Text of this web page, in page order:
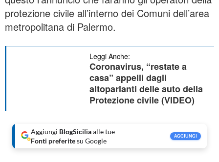
protezione civile all’interno dei Comuni dell’area
metropolitana di Palermo.
Leggi Anche:
Coronavirus, “restate a
casa” appelli dagli
altoparlanti delle auto della
Protezione civile (VIDEO)
Aggiungi BlogSiciliaalle tue
Fonti preferitesu Google
AGGIUNGI